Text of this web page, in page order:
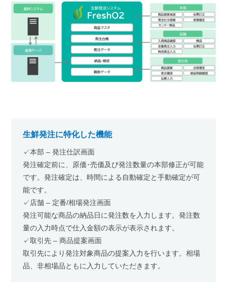
生鮮発注に特化した機能
✓本部 – 発注仕訳画面
発注確定前に、原価･売価及び発注数量の本部修正が可能
です。発注確定は、時間による自動確定と手動確定が可
能です。
✓店舗 – 定番/相場発注画面
発注可能な商品の納品日に発注数を入力します。発注数
量の入力時点で仕入金額の表示が表示されます。
✓取引先 – 商品提案画面
取引先により発注対象商品の提案入力を行います。相場
品、非相場品ともに入力していただきます。